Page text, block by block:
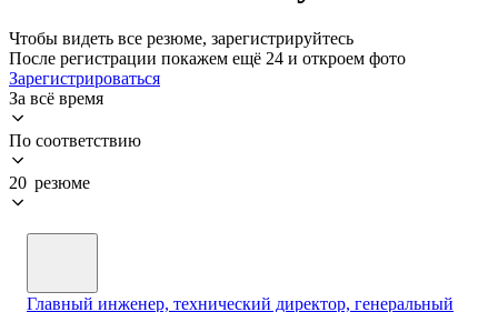
Чтобы видеть все резюме, зарегистрируйтесь
После регистрации покажем ещё 24 и откроем фото
Зарегистрироваться
За всё время
По соответствию
20 резюме
Главный инженер, технический директор, генеральный